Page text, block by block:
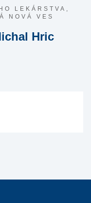
LEKÁRSTVA,
NOVÁ VES
Hric